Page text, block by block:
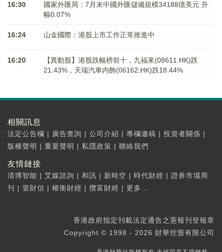
16:30
國家外匯局：7月末中國外匯儲備規模34188億美元 升
幅0.07%
16:24 山金國際：港股上市工作正常推進中
16:20
【異動股】港股跌幅榜前十，九福來(08611.HK)跌
21.43%，天瑞汽車内飾(06162.HK)跌18.44%
相關訊息
法定公告欄 | 廣告查詢 | 公司介紹 | 專欄邀稿 | 投資者關係 |
版權聲明 | 重要聲明 | 私隱政策 | 聯絡我們
友情鏈接
清博智能 | 艾媒諮詢 | 和訊 | 新時空 | 時代財經 | 證券市場周
刊
| 壹財信 | 權衡財經 | 攬富財經 | 更多...
香港政府指定刊載法定通告之憲報刊登報章
Copyright © 1998 - 2026 財華控股有限公司